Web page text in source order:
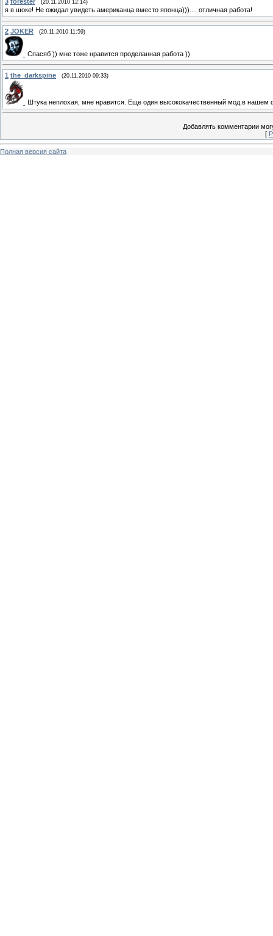
(20.11.2010 12:14)
я в шоке! Не ожидал увидеть американца вместо японца))).... отличная работа!
2 JOKER (20.11.2010 11:59)
Спасяб )) мне тоже нравится проделанная работа ))
1 the_darkspine (20.11.2010 09:33)
Штука неплохая, мне нравится. Еще один высококачественный мод в нашем
Добавлять комментарии
[
Полная версия сайта